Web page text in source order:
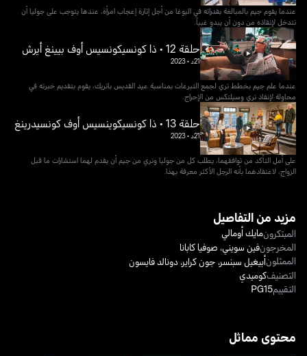
عندما يقوم جيم بالمبالغة بقدراته في اليوغا من أجل إثارة إعجاب امرأة، عندها يتوجب على جوليا أن
تتدخل لإنقاذه من دون أن يبدو غبياً.
حلقة 12 • ذا كونسيكونسيس أوف بيينغ أيرش
21د •
2023
عندما علم جيم بخطط تري لجمع التبرعات بمناسبة عيد القديس باتريك، يقوم بتقديم خبرته في
محاولة لإنقاذ تري وسيلتكس من الإحراج.
حلقة 13 • ذا كونسيكوينسيس أوف كونسيدرينغ
21د •
2023
على أمل التأكد من توافقهما، يطلب كل من جوليا وتري من جيم أن يقدم لهما استشارات ما قبل
الزواج، لاعتقادهما بأنه الرجل الأكثر معرفة بهذا.
مزيد من التفاصيل
المبتكرونمايك أومالي
المخرجونفين سويني، صوفيا كابانا
الممثلونأبيغيل سبنسر، جون كراير، دونالد فايسون
التصنيفكوميدي
التقييمPG15
محتوى مماثل